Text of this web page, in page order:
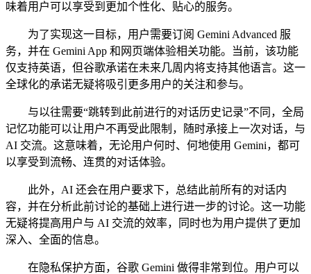
味着用户可以享受到更加个性化、贴心的服务。
为了实现这一目标，用户需要订阅 Gemini Advanced 服
务，并在 Gemini App 和网页端体验相关功能。当前，该功能
仅支持英语，但谷歌承诺在未来几周内将支持其他语言。这一
全球化的承诺无疑将吸引更多用户的关注和参与。
与以往需要“跳转到此前进行的对话历史记录”不同，全局
记忆功能可以让用户不再受此限制，随时承接上一次对话，与
AI 交流。这意味着，无论用户何时、何地使用 Gemini，都可
以享受到流畅、连贯的对话体验。
此外，AI 还会在用户要求下，总结此前所有的对话内
容，并在分析此前讨论的基础上进行进一步的讨论。这一功能
无疑将提高用户与 AI 交流的效率，同时也为用户提供了更加
深入、全面的信息。
在隐私保护方面，谷歌 Gemini 做得非常到位。用户可以